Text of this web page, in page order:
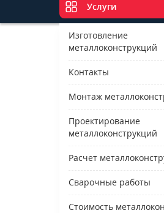
Услуги
Изготовление
металлоконструкций
Контакты
Монтаж
Проектирование
металлоконструкций
Расчет
Сварочные работы
Стоимость